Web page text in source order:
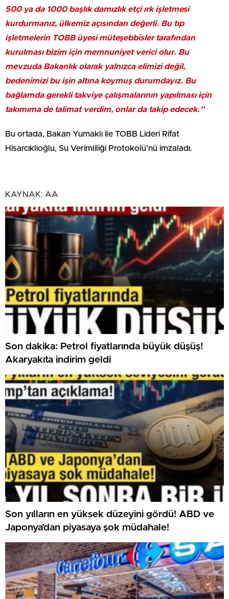
500 ya da 1000 başlık damızlık etçi ırk işletmesi
kurdurmanız, ülkemiz açısından değerli. Bu tıp
işletmelerin TOBB üyesi müteşebbisler tarafından
kurulması bizim için memnuniyet verici olur. Bu
mevzuda Bakanlık olarak yalnızca elimizi değil,
bedenimizi bu işin altına koymuş durumdayız. Bu
bağlamda gerekli takviye çalışmalarının yapılması için
takımıma de talimat verdim, onlar da takip edecek.”
Bu ortada, Bakan Yumaklı ile TOBB Lideri Rifat
Hisarcıklıoğlu, Su Verimliliği Protokolü’nü imzaladı.
KAYNAK: AA
Son dakika: Petrol fiyatlarında büyük düşüş!
Akaryakıta indirim geldi
Son yılların en yüksek düzeyini gördü! ABD ve
Japonya’dan piyasaya şok müdahale!